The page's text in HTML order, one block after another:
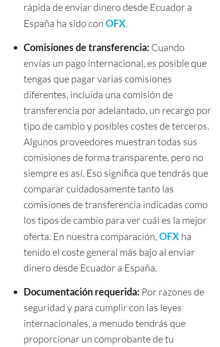
rápida de enviar dinero desde Ecuador a
España ha sido con OFX.
Comisiones de transferencia: Cuando
envías un pago internacional, es posible que
tengas que pagar varias comisiones
diferentes, incluida una comisión de
transferencia por adelantado, un recargo por
tipo de cambio y posibles costes de terceros.
Algunos proveedores muestran todas sus
comisiones de forma transparente, pero no
siempre es así. Eso significa que tendrás que
comparar cuidadosamente tanto las
comisiones de transferencia indicadas como
los tipos de cambio para ver cuál es la mejor
oferta. En nuestra comparación, OFX ha
tenido el coste general más bajo al enviar
dinero desde Ecuador a España.
Documentación requerida: Por razones de
seguridad y para cumplir con las leyes
internacionales, a menudo tendrás que
proporcionar un comprobante de tu